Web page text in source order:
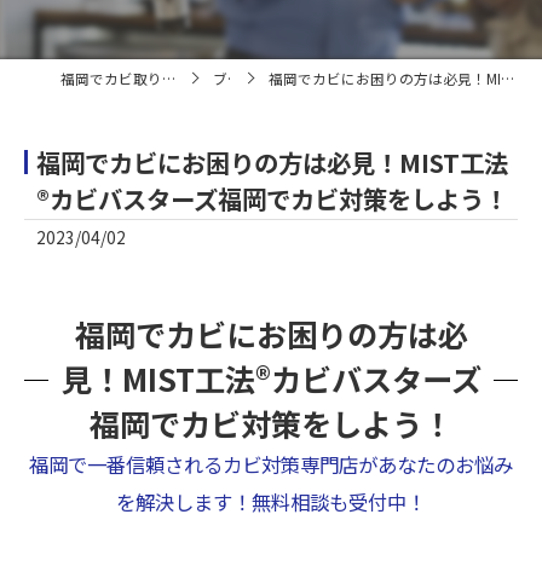
福岡でカビ取りならカビバスターズ福岡 ブログ 福岡でカビにお困りの方は必見！MIST工法®カビバスターズ福岡でカビ対策をしよう！
福岡でカビにお困りの方は必見！MIST工法
®カビバスターズ福岡でカビ対策をしよう！
2023/04/02
福岡でカビにお困りの方は必
見！MIST工法®カビバスターズ
福岡でカビ対策をしよう！
福岡で一番信頼されるカビ対策専門店があなたのお悩み
を解決します！無料相談も受付中！